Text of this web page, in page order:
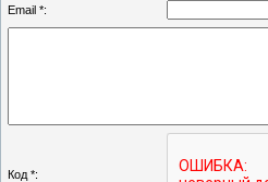
Email *:
Код *: